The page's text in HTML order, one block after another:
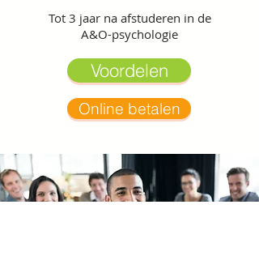
Tot 3 jaar na afstuderen in de
A&O-psychologie
Voordelen
Online betalen